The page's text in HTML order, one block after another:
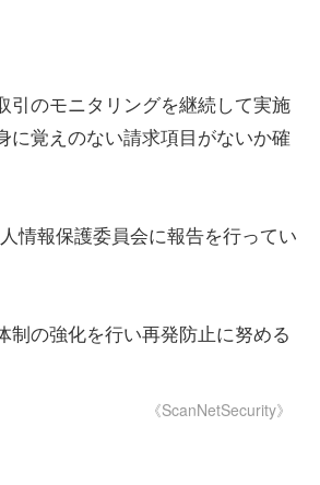
引のモニタリングを継続して実施
に覚えのない請求項目がないか確
情報保護委員会に報告を行ってい
の強化を行い再発防止に努める
《ScanNetSecurity》